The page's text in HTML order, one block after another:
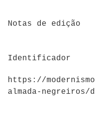
Notas de edição
Identificador
https://
almada-